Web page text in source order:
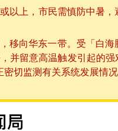
上，市民需慎防中暑
向华东一带。受「白
留意高温触发引起的
切监测有关系统发展情